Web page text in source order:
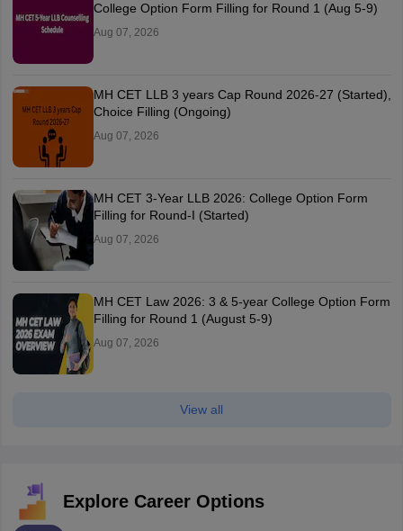
College Option Form Filling for Round 1 (Aug 5-9)
Aug 07, 2026
MH CET LLB 3 years Cap Round 2026-27 (Started),
Choice Filling (Ongoing)
Aug 07, 2026
MH CET 3-Year LLB 2026: College Option Form
Filling for Round-I (Started)
Aug 07, 2026
MH CET Law 2026: 3 & 5-year College Option Form
Filling for Round 1 (August 5-9)
Aug 07, 2026
View all
Explore Career Options